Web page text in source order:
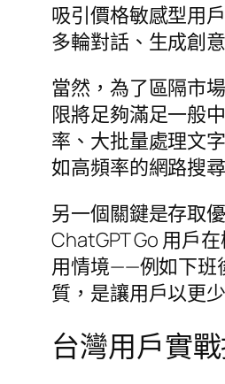
吸引價格敏感型用
多輪對話、生成創
當然，為了區隔市
限將足夠滿足一般
率、大批量處理文
如高頻率的網路搜
另一個關鍵是存取
ChatGPT Go 用戶
用情境——例如下班
質，是讓用戶以更
台灣用戶實